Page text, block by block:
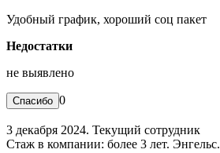
Удобный график, хороший соц пакет
Недостатки
не выявлено
0
3 декабря 2024. Текущий сотрудник
Стаж в компании: более 3 лет. Энгельс.